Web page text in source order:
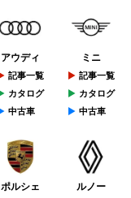
アウディ
記事一覧
カタログ
中古車
ミニ
記事一覧
カタログ
中古車
ポルシェ ルノー